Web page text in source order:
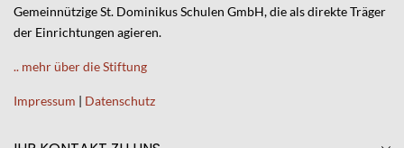
Gemeinnützige St. Dominikus Schulen GmbH, die als direkte Träger
der Einrichtungen agieren.
.. mehr über die Stiftung
Impressum | Datenschutz